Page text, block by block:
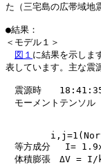
た（三宅島の広帯域地
●結果：
＜モデル１＞
図１ に結果を示しま
表しています。主な震
震源時　　
モーメントテン
-0.1
-1.1  0.5
等方成分　 I=
体積膨張　ΔV =